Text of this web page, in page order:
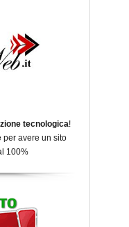
tecnologica!
per avere un sito
100%